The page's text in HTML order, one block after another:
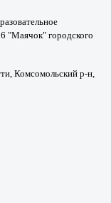
"Маячок" городского
Комсомольский р-н,